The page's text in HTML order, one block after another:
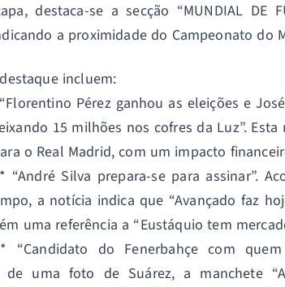
destaca-se a secção “MUNDIAL DE
indicando a proximidade do Campeonato do
incluem:
Pérez ganhou as eleições e
15 milhões nos cofres da Luz”.
o Real Madrid, com um impacto
“André Silva prepara-se para assinar”.
a notícia indica que “Avançado faz
uma referência a “Eustáquio tem
“Candidato do Fenerbahçe com
de uma foto de Suárez, a manchete